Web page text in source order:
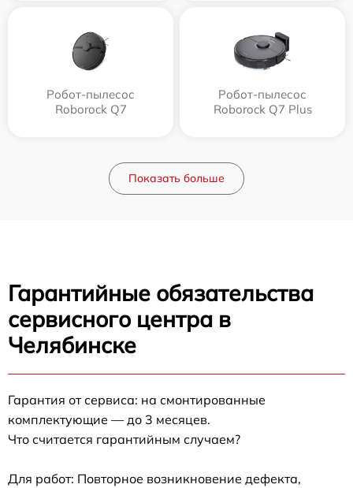
Робот-пылесос
Roborock Q7
Робот-пылесос
Roborock Q7 Plus
Показать больше
Гарантийные обязательства
сервисного центра в
Челябинске
Гарантия от сервиса: на смонтированные
комплектующие — до 3 месяцев.
Что считается гарантийным случаем?
Для работ: Повторное возникновение дефекта,